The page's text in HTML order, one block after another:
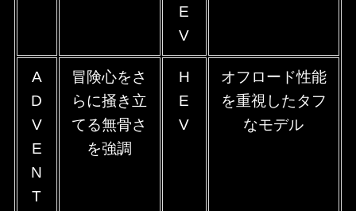
E
V
A
D
V
E
N
T
冒険心をさ
らに掻き立
てる無骨さ
を強調
H
E
V
オフロード性能
を重視したタフ
なモデル